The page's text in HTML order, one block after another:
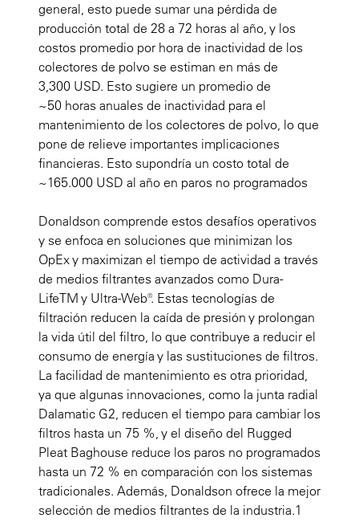
general, esto puede sumar una pérdida de
producción total de 28 a 72 horas al año, y los
costos promedio por hora de inactividad de los
colectores de polvo se estiman en más de
3,300 USD. Esto sugiere un promedio de
~50 horas anuales de inactividad para el
mantenimiento de los colectores de polvo, lo que
pone de relieve importantes implicaciones
financieras. Esto supondría un costo total de
~165.000 USD al año en paros no programados
Donaldson comprende estos desafíos operativos
y se enfoca en soluciones que minimizan los
OpEx y maximizan el tiempo de actividad a través
de medios filtrantes avanzados como Dura-
LifeTM y Ultra-Web®. Estas tecnologías de
filtración reducen la caída de presión y prolongan
la vida útil del filtro, lo que contribuye a reducir el
consumo de energía y las sustituciones de filtros.
La facilidad de mantenimiento es otra prioridad,
ya que algunas innovaciones, como la junta radial
Dalamatic G2, reducen el tiempo para cambiar los
filtros hasta un 75 %, y el diseño del Rugged
Pleat Baghouse reduce los paros no programados
hasta un 72 % en comparación con los sistemas
tradicionales. Además, Donaldson ofrece la mejor
selección de medios filtrantes de la industria.1